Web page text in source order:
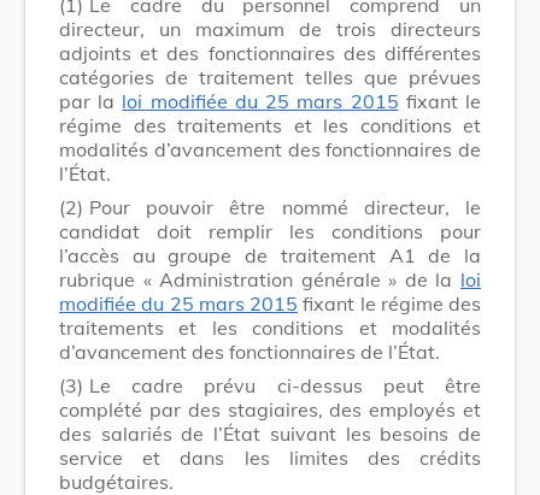
directeur, un maximum de trois directeurs
adjoints et des fonctionnaires des différentes
catégories de traitement telles que prévues
par la loi modifiée du 25 mars 2015 fixant le
régime des traitements et les conditions et
modalités d’avancement des fonc­tionnaires de
l’État.
(2) Pour pouvoir être nommé directeur, le
candidat doit remplir les conditions pour
l’accès au groupe de traitement A1 de la
rubrique « Administration générale » de la loi
modifiée du 25 mars 2015 fixant le régime des
traitements et les conditions et modalités
d’avancement des fonctionnaires de l’État.
(3) Le cadre prévu ci-dessus peut être
complété par des stagiaires, des employés et
des salariés de l’État suivant les besoins de
service et dans les limites des crédits
budgétaires.